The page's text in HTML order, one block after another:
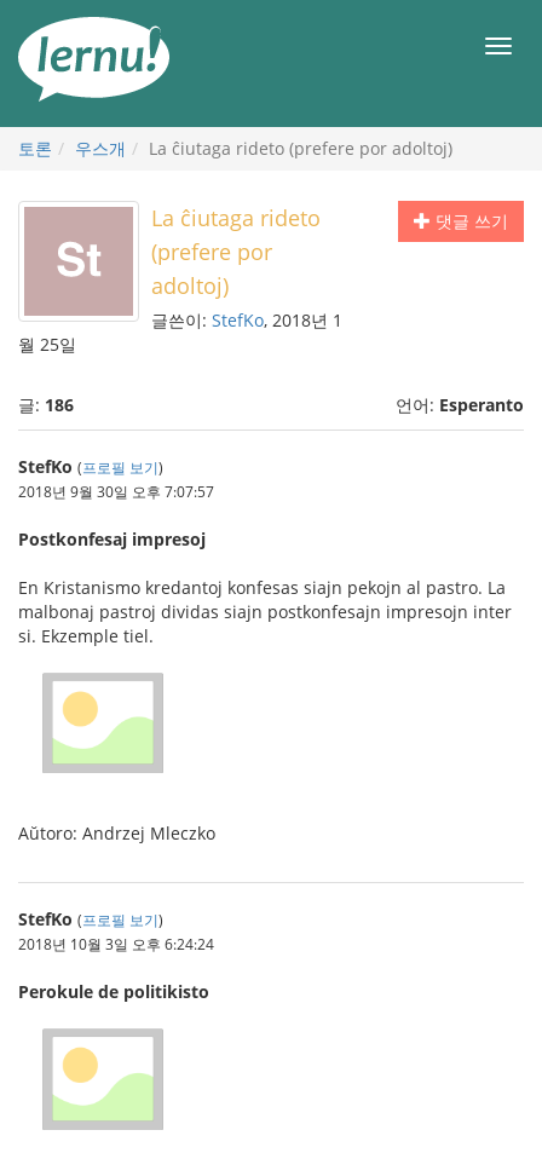
메
토론 우스개 La ĉiutaga rideto (prefere por adoltoj)
댓글 쓰기
La ĉiutaga rideto
(prefere por
adoltoj)
글쓴이: StefKo, 2018년 1
월 25일
글: 186 언어: Esperanto
StefKo (프로필 보기)
2018년 9월 30일 오후 7:07:57
Postkonfesaj impresoj
En Kristanismo kredantoj konfesas siajn pekojn al pastro. La
malbonaj pastroj dividas siajn postkonfesajn impresojn inter
si. Ekzemple tiel.
Aŭtoro: Andrzej Mleczko
StefKo (프로필 보기)
2018년 10월 3일 오후 6:24:24
Perokule de politikisto